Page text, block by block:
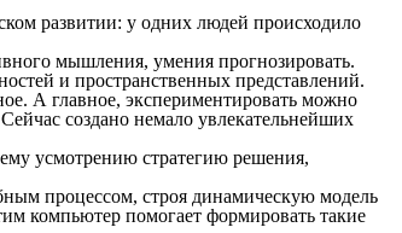
развитии: у одних людей происходило
мышления, умения прогнозировать.
и пространственных представлений.
А главное, экспериментировать можно
создано немало увлекательнейших
усмотрению стратегию решения,
процессом, строя динамическую модель
компьютер помогает формировать такие